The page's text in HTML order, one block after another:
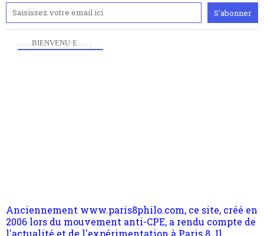
. . . . BIENVENU·E . . . .
l'actualité et de l'expérimentation à Paris 8. Il
s'occupe plus largement de rendre compte d'une
transformation dans les paradigmes philosophiques